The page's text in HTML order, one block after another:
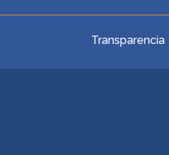
Transparencia